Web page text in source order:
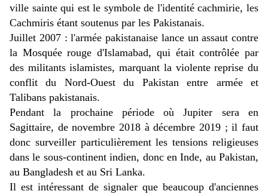
ville sainte qui est le symbole de l'identité cachmirie, les
Cachmiris étant soutenus par les Pakistanais.
Juillet 2007 : l'armée pakistanaise lance un assaut contre
la Mosquée rouge d'Islamabad, qui était contrôlée par
des militants islamistes, marquant la violente reprise du
conflit du Nord-Ouest du Pakistan entre armée et
Talibans pakistanais.
Pendant la prochaine période où Jupiter sera en
Sagittaire, de novembre 2018 à décembre 2019 ; il faut
donc surveiller particulièrement les tensions religieuses
dans le sous-continent indien, donc en Inde, au Pakistan,
au Bangladesh et au Sri Lanka.
Il est intéressant de signaler que beaucoup d'anciennes